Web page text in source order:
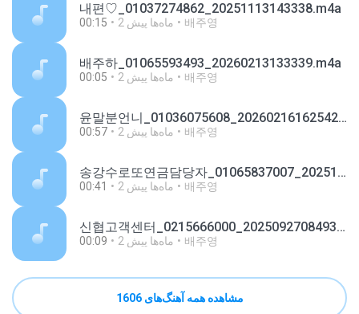
내편♡_01037274862_20251113143338.m4a
00:15 2 ماه‌ها پیش 배주영
배주하_01065593493_20260213133339.m4a
00:05 2 ماه‌ها پیش 배주영
윤말분언니_01036075608_20260216162542.m4a
00:57 2 ماه‌ها پیش 배주영
송강수로또연금담당자_01065837007_20251107105635.m4a
00:41 2 ماه‌ها پیش 배주영
신협고객센터_0215666000_20250927084931.m4a
00:09 2 ماه‌ها پیش 배주영
مشاهده همه آهنگ‌های 1606